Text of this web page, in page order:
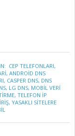
IN: CEP TELEFONLARI,
, ANDROİD DNS
, CASPER DNS, DNS
, LG DNS, MOBIL VERI
, TELEFON IP
, YASAKLI SITELERE